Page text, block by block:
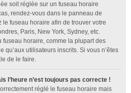
soit réglée sur un fuseau horaire
rendez-vous dans le panneau de
le fuseau horaire afin de trouver votre
Paris, New York, Sydney, etc.
horaire, comme la plupart des
qu’aux utilisateurs inscrits. Si vous n’êtes
de le faire.
l’heure n’est toujours pas correcte !
réglé le fuseau horaire mais